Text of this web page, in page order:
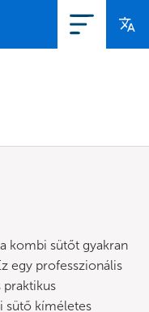
kombi sütőt gyakran
egy professzionális
praktikus
sütő kíméletes